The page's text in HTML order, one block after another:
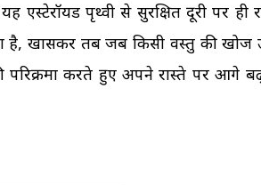
पृथ्वी से सुरक्षित दूरी पर ही
है, खासकर तब जब किसी वस्तु की
करते हुए अपने रास्ते पर आगे